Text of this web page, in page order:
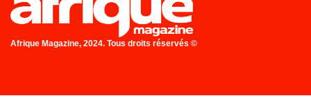
Afrique Magazine, 2024. Tous droits réservés ©